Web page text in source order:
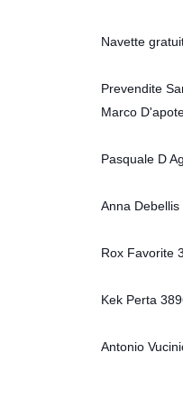
Navette
Prevendite
Marco
Pasquale D
Anna
Rox Favorite
Kek Perta
Antonio